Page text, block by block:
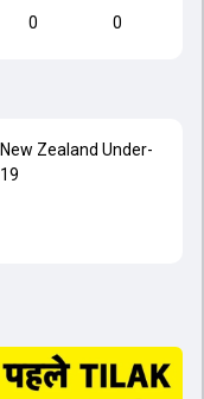
0 0
New Zealand Under-
19